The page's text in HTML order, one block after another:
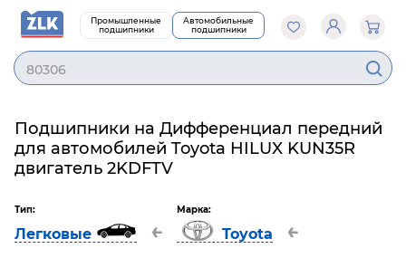
Промышленные
подшипники
Автомобильные
подшипники
80306
Подшипники на Дифференциал передний
для автомобилей Toyota HILUX KUN35R
двигатель 2KDFTV
Тип:
Легковые ←
Марка:
Toyota ←